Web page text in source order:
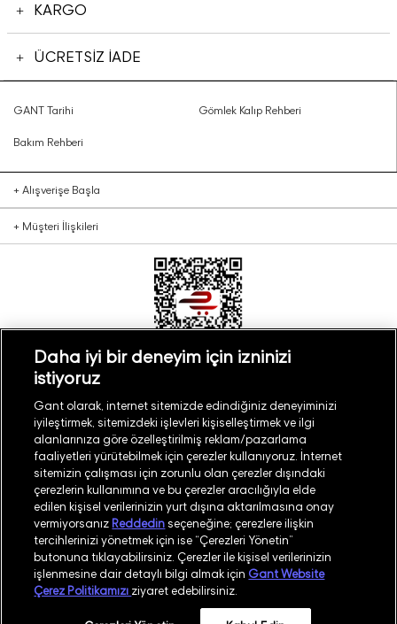
KARGO
ÜCRETSİZ İADE
GANT Tarihi Gömlek Kalıp Rehberi
Bakım Rehberi
+ Alışverişe Başla
+ Müşteri İlişkileri
Türkiye Mağaza Bul
©2026GANT
İşlem Rehberi Site Haritası
Güvenlik Politikası Kullanım Koşulları
Whatsapp Aydınlatma Metni
Daha iyi bir deneyim için izninizi
istiyoruz
Gant olarak, internet sitemizde edindiğiniz deneyiminizi
iyileştirmek, sitemizdeki işlevleri kişiselleştirmek ve ilgi
alanlarınıza göre özelleştirilmiş reklam/pazarlama
faaliyetleri yürütebilmek için çerezler kullanıyoruz. İnternet
sitemizin çalışması için zorunlu olan çerezler dışındaki
çerezlerin kullanımına ve bu çerezler aracılığıyla elde
edilen kişisel verilerinizin yurt dışına aktarılmasına onay
vermiyorsanız Reddedin seçeneğine; çerezlere ilişkin
tercihlerinizi yönetmek için ise “Çerezleri Yönetin”
butonuna tıklayabilirsiniz. Çerezler ile kişisel verilerinizin
işlenmesine dair detaylı bilgi almak için Gant Website
Çerez Politikamızı ziyaret edebilirsiniz.